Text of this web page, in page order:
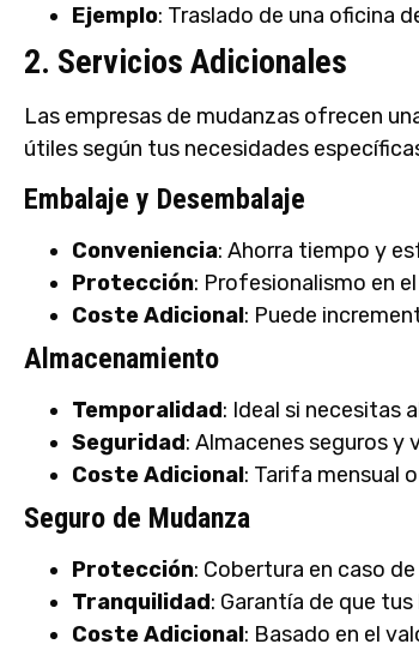
Ejemplo: Traslado de una oficina
2. Servicios Adicionales
Las empresas de mudanzas ofrecen
útiles según tus necesidades
Embalaje y Desembalaje
Conveniencia: Ahorra tiempo y
Protección: Profesionalismo en
Coste Adicional: Puede
Almacenamiento
Temporalidad: Ideal si necesitas
Seguridad: Almacenes seguros y
Coste Adicional: Tarifa mensual
Seguro de Mudanza
Protección: Cobertura en caso
Tranquilidad: Garantía de que
Coste Adicional: Basado en el